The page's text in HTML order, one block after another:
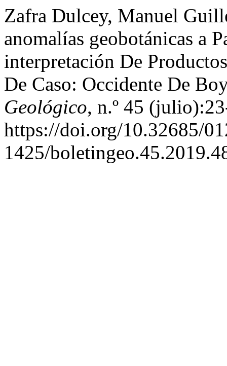
Zafra Dulcey, Manuel
anomalías geobotánicas a
interpretación De
De Caso: Occidente De
Geológico, n.º 45
https://doi.org/10.32685/
1425/